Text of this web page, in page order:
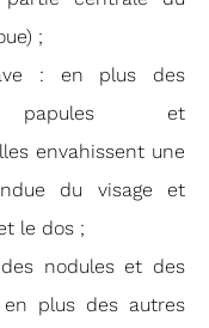
;
: en plus des
papules et
envahissent une
du visage et
le dos ;
nodules et des
plus des autres